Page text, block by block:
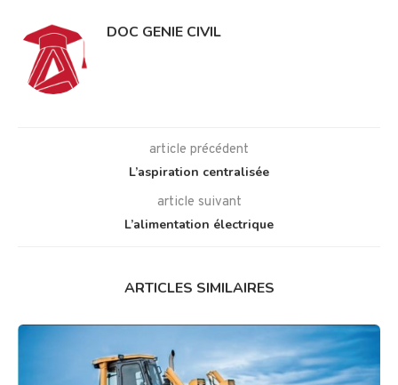
DOC GENIE CIVIL
article précédent
L’aspiration centralisée
article suivant
L’alimentation électrique
ARTICLES SIMILAIRES